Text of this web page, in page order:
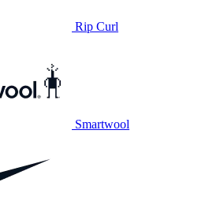
Rip Curl
Smartwool